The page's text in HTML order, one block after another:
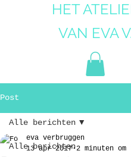
HET
VAN EVA V.
Post
Alle berichten
Alle berichten
eva verbruggen
13 apr 2017 2 minuten